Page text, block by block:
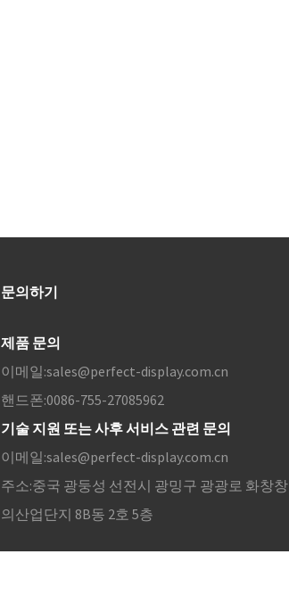
문의하기
제품 문의
이메일:sales@perfect-display.com.cn
핸드폰:0086-755-27085962
기술 지원 또는 사후 서비스 관련 문의
이메일:sales@perfect-display.com.cn
주소:중국 광둥성 선전시 광밍구 광광로 화창창
의산업단지 8B동 2호 5층